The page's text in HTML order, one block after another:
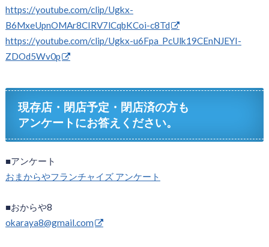
https://youtube.com/clip/Ugkx-
B6MxeUpnOMAr8CIRV7lCqbKCoi-c8Td
https://youtube.com/clip/Ugkx-u6Fpa_PcUlk19CEnNJEYI-
ZDOd5Wv0p
現存店・閉店予定・閉店済の方も
アンケートにお答えください。
■アンケート
おまからやフランチャイズ アンケート
■おからや8
okaraya8@gmail.com